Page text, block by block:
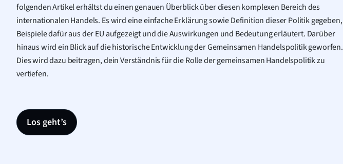
folgenden Artikel erhältst du einen genauen Überblick über diesen komplexen Bereich des
internationalen Handels. Es wird eine einfache Erklärung sowie Definition dieser Politik gegeben,
Beispiele dafür aus der EU aufgezeigt und die Auswirkungen und Bedeutung erläutert. Darüber
hinaus wird ein Blick auf die historische Entwicklung der Gemeinsamen Handelspolitik geworfen.
Dies wird dazu beitragen, dein Verständnis für die Rolle der gemeinsamen Handelspolitik zu
vertiefen.
Los geht’s